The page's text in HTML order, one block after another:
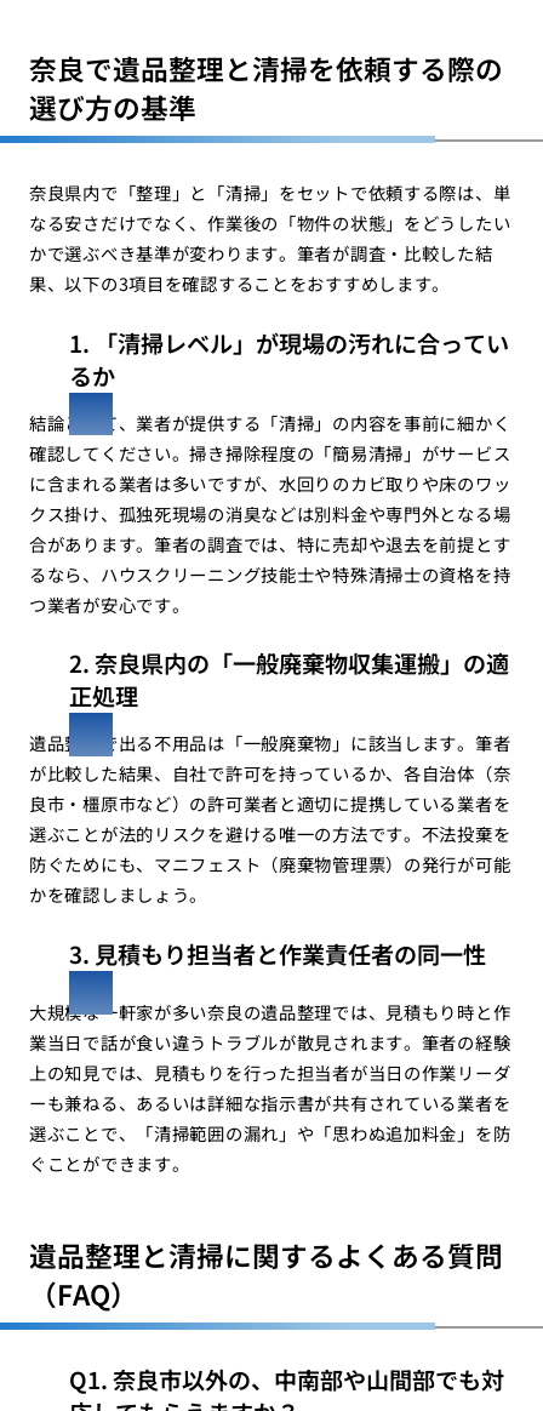
奈良で遺品整理と清掃を依頼する際の
選び方の基準
奈良県内で「整理」と「清掃」をセットで依頼する際は、単
なる安さだけでなく、作業後の「物件の状態」をどうしたい
かで選ぶべき基準が変わります。筆者が調査・比較した結
果、以下の3項目を確認することをおすすめします。
1. 「清掃レベル」が現場の汚れに合ってい
るか
結論として、業者が提供する「清掃」の内容を事前に細かく
確認してください。掃き掃除程度の「簡易清掃」がサービス
に含まれる業者は多いですが、水回りのカビ取りや床のワッ
クス掛け、孤独死現場の消臭などは別料金や専門外となる場
合があります。筆者の調査では、特に売却や退去を前提とす
るなら、ハウスクリーニング技能士や特殊清掃士の資格を持
つ業者が安心です。
2. 奈良県内の「一般廃棄物収集運搬」の適
正処理
遺品整理で出る不用品は「一般廃棄物」に該当します。筆者
が比較した結果、自社で許可を持っているか、各自治体（奈
良市・橿原市など）の許可業者と適切に提携している業者を
選ぶことが法的リスクを避ける唯一の方法です。不法投棄を
防ぐためにも、マニフェスト（廃棄物管理票）の発行が可能
かを確認しましょう。
3. 見積もり担当者と作業責任者の同一性
大規模な一軒家が多い奈良の遺品整理では、見積もり時と作
業当日で話が食い違うトラブルが散見されます。筆者の経験
上の知見では、見積もりを行った担当者が当日の作業リーダ
ーも兼ねる、あるいは詳細な指示書が共有されている業者を
選ぶことで、「清掃範囲の漏れ」や「思わぬ追加料金」を防
ぐことができます。
遺品整理と清掃に関するよくある質問
（FAQ）
Q1. 奈良市以外の、中南部や山間部でも対